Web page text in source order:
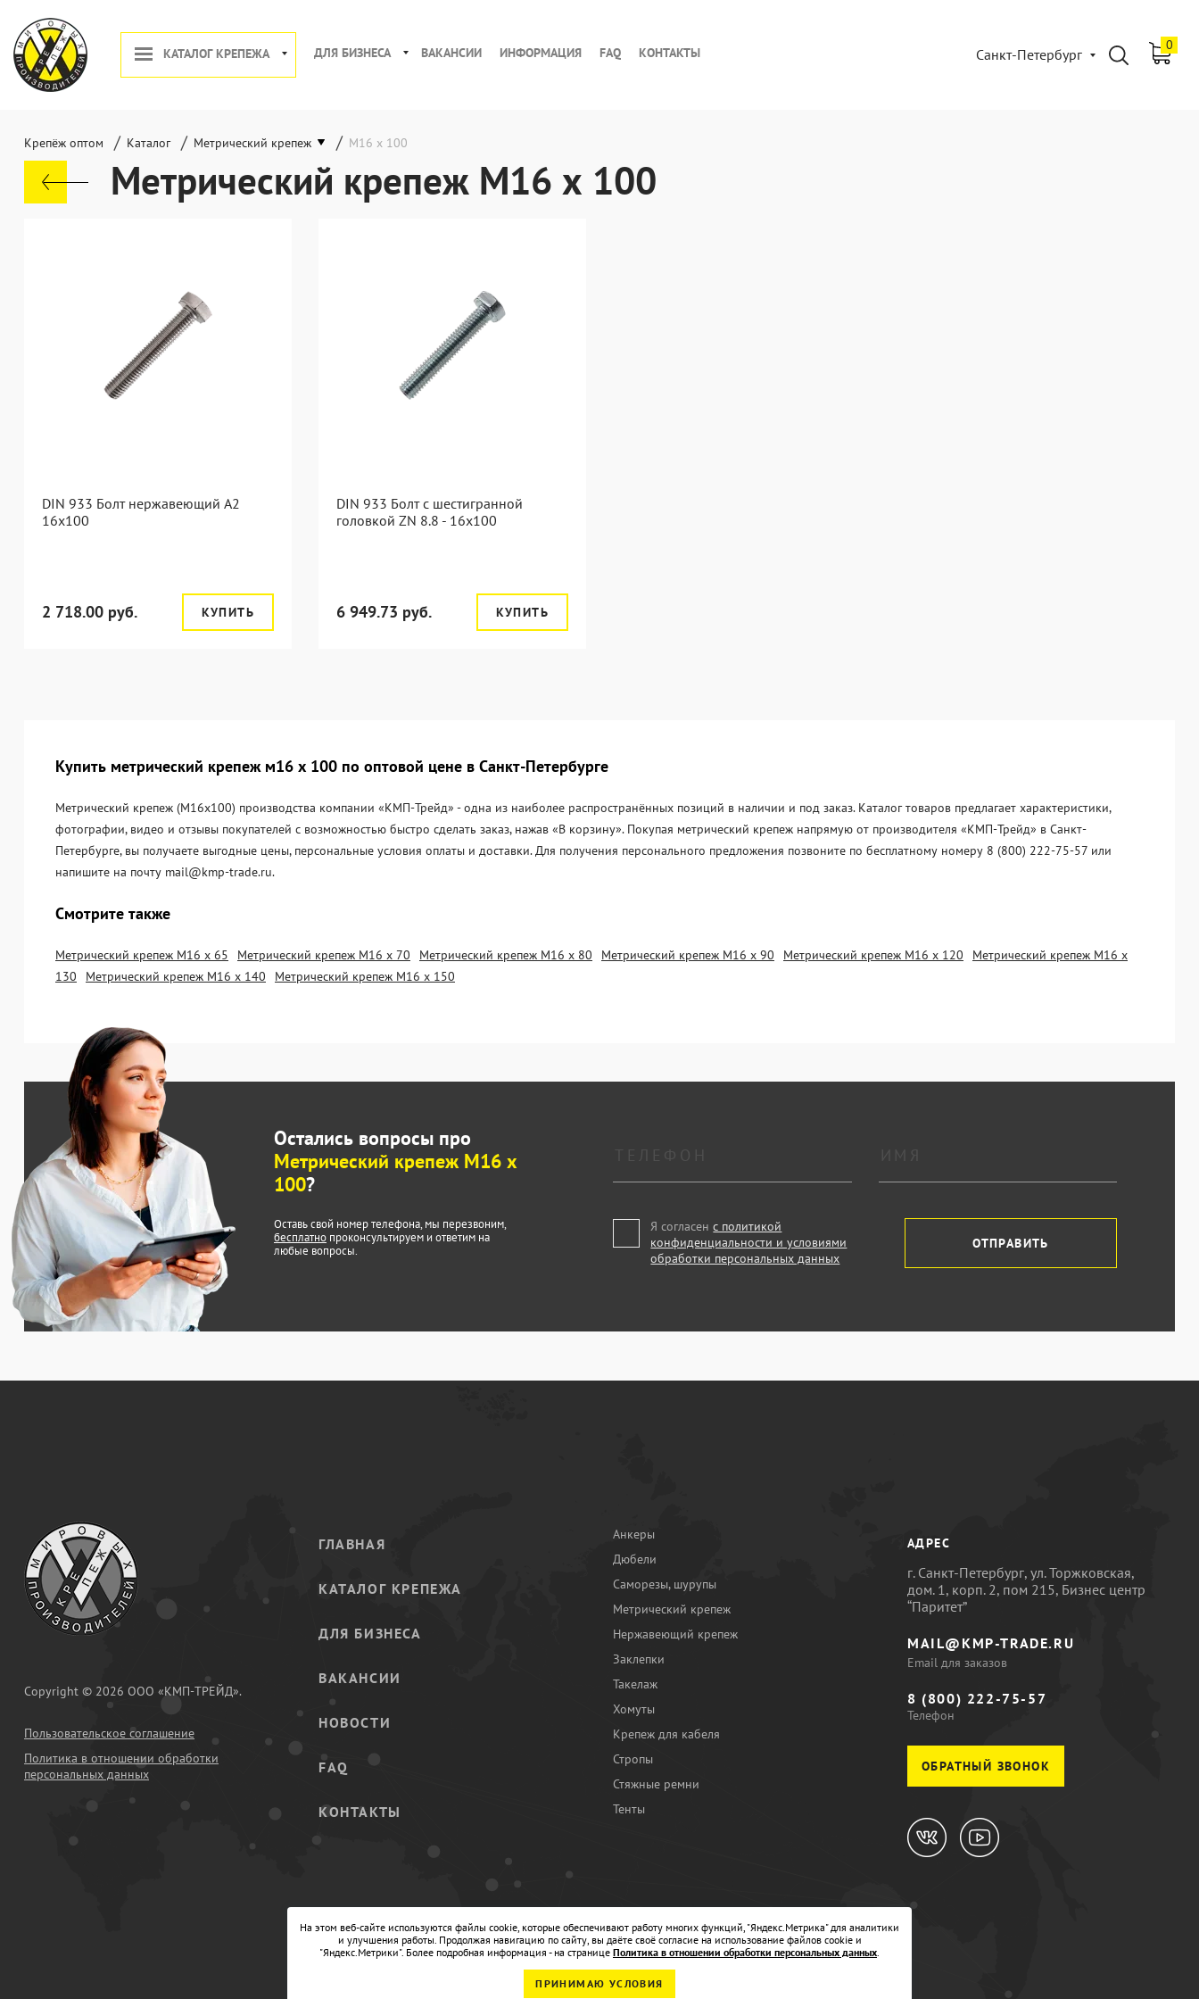
КАТАЛОГ КРЕПЕЖА ДЛЯ БИЗНЕСА ВАКАНСИИ ИНФОРМАЦИЯ FAQ КОНТАКТЫ Санкт-Петербург
0
Крепёж оптом / Каталог / Метрический крепеж / М16 х 100
Метрический крепеж М16 х 100
DIN 933 Болт нержавеющий А2
16х100
2 718.00 руб. КУПИТЬ
DIN 933 Болт с шестигранной
головкой ZN 8.8 - 16x100
6 949.73 руб. КУПИТЬ
Купить метрический крепеж м16 х 100 по оптовой цене в Санкт-Петербурге
Метрический крепеж (М16х100) производства компании «KМП-Трейд» - одна из наиболее распространённых позиций в наличии и под заказ. Каталог товаров предлагает характеристики,
фотографии, видео и отзывы покупателей с возможностью быстро сделать заказ, нажав «В корзину». Покупая метрический крепеж напрямую от производителя «KМП-Трейд» в Санкт-
Петербурге, вы получаете выгодные цены, персональные условия оплаты и доставки. Для получения персонального предложения позвоните по бесплатному номеру 8 (800) 222-75-57 или
напишите на почту mail@kmp-trade.ru.
Смотрите также
Метрический крепеж М16 х 65 Метрический крепеж М16 х 70 Метрический крепеж М16 х 80 Метрический крепеж М16 х 90 Метрический крепеж М16 х 120
Метрический крепеж М16 х
130
Метрический крепеж М16 х 140 Метрический крепеж М16 х 150
Остались вопросы про
Метрический крепеж М16 х
100?
Оставь свой номер телефона, мы перезвоним,
бесплатно проконсультируем и ответим на
любые вопросы.
Я согласенс политикой
конфиденциальности и условиями
обработки персональных данных
ОТПРАВИТЬ
Copyright © 2026 ООО «КМП-ТРЕЙД».
Пользовательское соглашение
Политика в отношении обработки
персональных данных
ГЛАВНАЯ
КАТАЛОГ КРЕПЕЖА
ДЛЯ БИЗНЕСА
ВАКАНСИИ
НОВОСТИ
FAQ
КОНТАКТЫ
Анкеры
Дюбели
Саморезы, шурупы
Метрический крепеж
Нержавеющий крепеж
Заклепки
Такелаж
Хомуты
Крепеж для кабеля
Стропы
Стяжные ремни
Тенты
АДРЕС
г. Санкт-Петербург, ул. Торжковская,
дом. 1, корп. 2, пом 215, Бизнес центр
“Паритет”
MAIL@KMP-TRADE.RU
Email для заказов
8 (800) 222-75-57
Телефон
ОБРАТНЫЙ ЗВОНОК
На этом веб-сайте используются файлы cookie, которые обеспечивают работу многих функций, "Яндекс.Метрика" для аналитики
и улучшения работы. Продолжая навигацию по сайту, вы даёте своё согласие на использование файлов cookie и
"Яндекс.Метрики". Более подробная информация - на странице Политика в отношении обработки персональных данных.
ПРИНИМАЮ УСЛОВИЯ